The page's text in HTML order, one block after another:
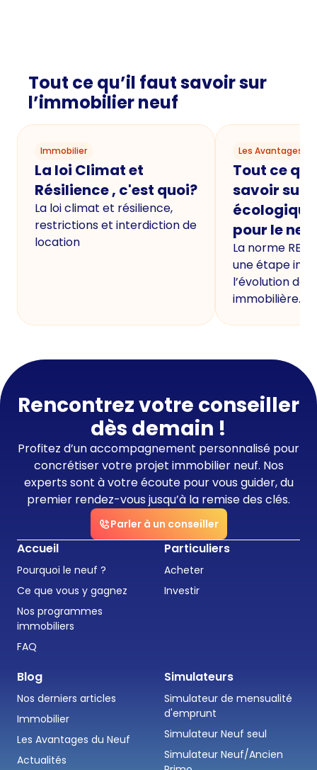
Tout ce qu’il faut savoir sur
l’immobilier neuf
Immobilier
La loi Climat et
Résilience , c'est quoi?
La loi climat et résilience,
restrictions et interdiction de
location
Les Avantages
Tout ce
savoir sur
écologique
pour le
La norme
une étape
l’évolution de
immobilière.
Rencontrez votre conseiller
dès demain !
Profitez d’un accompagnement personnalisé pour
concrétiser votre projet immobilier neuf. Nos
experts sont à votre écoute pour vous guider, du
premier rendez-vous jusqu’à la remise des clés.
Parler à un conseiller
Accueil
Pourquoi le neuf ?
Ce que vous y gagnez
Nos programmes
immobiliers
FAQ
Particuliers
Acheter
Investir
Blog
Nos derniers articles
Immobilier
Les Avantages du Neuf
Actualités
Simulateurs
Simulateur de mensualité
d'emprunt
Simulateur Neuf seul
Simulateur Neuf/Ancien